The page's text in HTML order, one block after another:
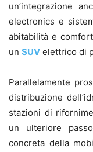
un’integrazione
electronics e
abitabilità e
un SUV elettrico di
Parallelamente
distribuzione
stazioni di
un ulteriore
concreta della